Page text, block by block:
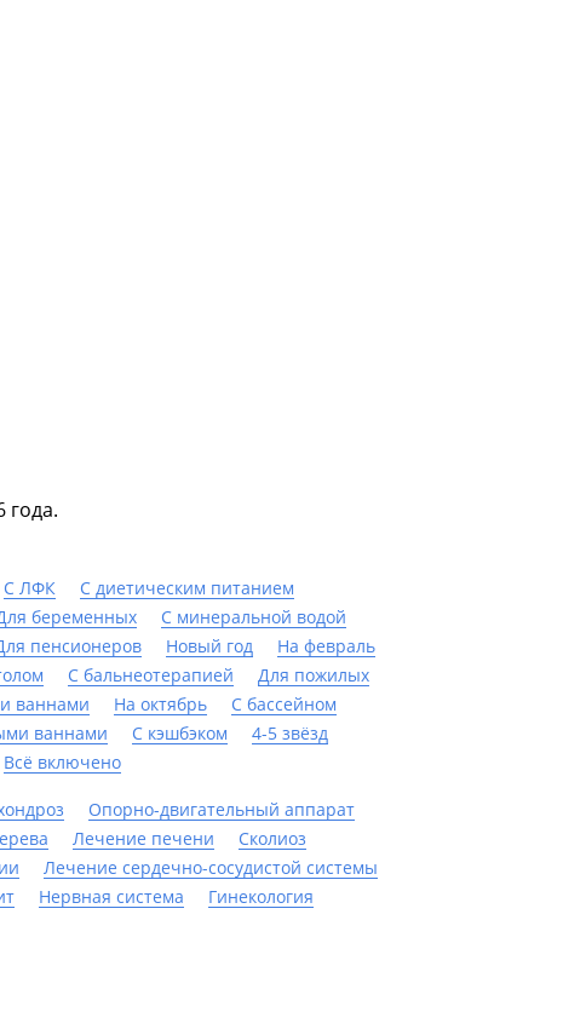
года.
С ЛФК
С диетическим питанием
беременных
С минеральной водой
пенсионеров Новый год
На февраль
С бальнеотерапией
Для пожилых
ваннами На октябрь
C бассейном
ваннами С кэшбэком
4-5 звёзд
Всё включено
Опорно-двигательный аппарат
Лечение печени
Сколиоз
Лечение сердечно-сосудистой системы
Нервная система
Гинекология